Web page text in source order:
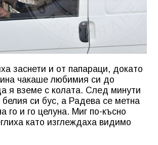
заснети и от папараци, докато
чакаше любимия си до
я вземе с колата. След минути
си бус, а Радева се метна
го и го целуна. Миг по-късно
като изглеждаха видимо